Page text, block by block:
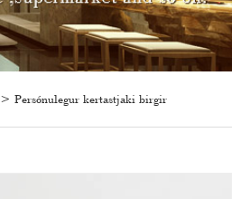
> Persónulegur kertastjaki birgir